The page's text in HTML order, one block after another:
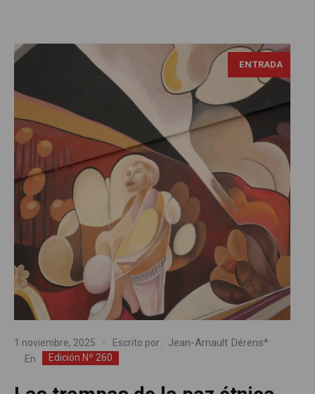
ENTRADA
1 noviembre, 2025 Escrito por: Jean-Arnault Dérens*
En Edición Nº 260